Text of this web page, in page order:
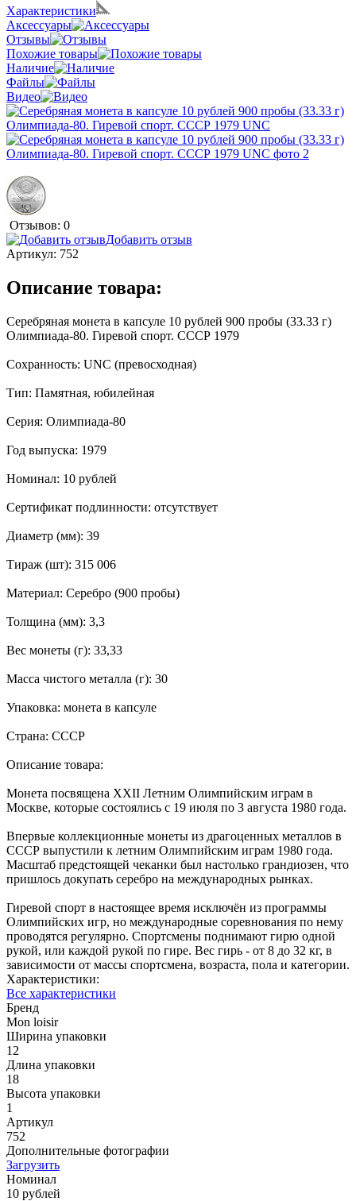
Характеристики
Аксессуары
Отзывы
Похожие товары
Наличие
Файлы
Видео
Отзывов: 0
Добавить отзыв
Артикул: 752
Описание товара:
Серебряная монета в капсуле 10 рублей 900 пробы (33.33 г)
Олимпиада-80. Гиревой спорт. СССР 1979
Сохранность: UNC (превосходная)
Тип: Памятная, юбилейная
Серия: Олимпиада-80
Год выпуска: 1979
Номинал: 10 рублей
Сертификат подлинности: отсутствует
Диаметр (мм): 39
Тираж (шт): 315 006
Материал: Серебро (900 пробы)
Толщина (мм): 3,3
Вес монеты (г): 33,33
Масса чистого металла (г): 30
Упаковка: монета в капсуле
Страна: СССР
Описание товара:
Монета посвящена XXII Летним Олимпийским играм в
Москве, которые состоялись с 19 июля по 3 августа 1980 года.
Впервые коллекционные монеты из драгоценных металлов в
СССР выпустили к летним Олимпийским играм 1980 года.
Масштаб предстоящей чеканки был настолько грандиозен, что
пришлось докупать серебро на международных рынках.
Гиревой спорт в настоящее время исключён из программы
Олимпийских игр, но международные соревнования по нему
проводятся регулярно. Спортсмены поднимают гирю одной
рукой, или каждой рукой по гире. Вес гирь - от 8 до 32 кг, в
зависимости от массы спортсмена, возраста, пола и категории.
Характеристики:
Все характеристики
Бренд
Mon loisir
Ширина упаковки
12
Длина упаковки
18
Высота упаковки
1
Артикул
752
Дополнительные фотографии
Загрузить
Номинал
10 рублей